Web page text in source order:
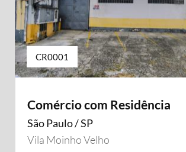
CR0001
Comércio com Residência
São Paulo / SP
Vila Moinho Velho